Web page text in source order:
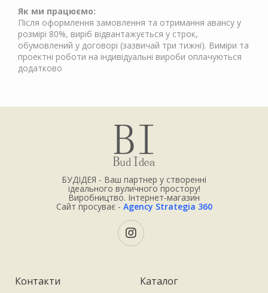
Як ми працюємо:
Після оформлення замовлення та отримання авансу у
розмірі 80%, виріб відвантажується у строк,
обумовлений у договорі (зазвичай три тижні). Виміри та
проектні роботи на індивідуальні вироби оплачуються
додатково
БУДІДЕЯ - Ваш партнер у створенні
ідеального вуличного простору!
Виробництво. Інтернет-магазин
Сайт просуває - Agency Strategia 360
Контакти
Каталог